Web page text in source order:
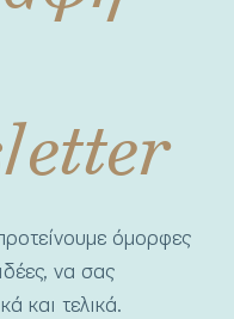
όμορφες
να σας
και τελικά.